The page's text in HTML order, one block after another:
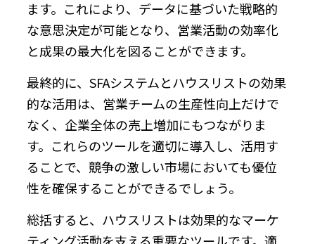
ます。これにより、データに基づいた戦略的
な意思決定が可能となり、営業活動の効率化
と成果の最大化を図ることができます。
最終的に、SFAシステムとハウスリストの効果
的な活用は、営業チームの生産性向上だけで
なく、企業全体の売上増加にもつながりま
す。これらのツールを適切に導入し、活用す
ることで、競争の激しい市場においても優位
性を確保することができるでしょう。
総括すると、ハウスリストは効果的なマーケ